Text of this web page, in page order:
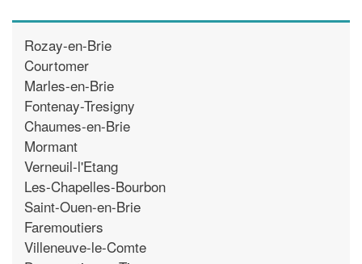
Rozay-en-Brie
Courtomer
Marles-en-Brie
Fontenay-Tresigny
Chaumes-en-Brie
Mormant
Verneuil-l'Etang
Les-Chapelles-Bourbon
Saint-Ouen-en-Brie
Faremoutiers
Villeneuve-le-Comte